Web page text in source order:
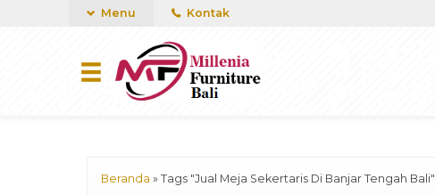
mUCn7CwGawCVTvwq7a99f4AgACOVgZvYEW65FFSDBf0
Menu Kontak
Beranda » Tags "Jual Meja Sekertaris Di Banjar Tengah Bali"